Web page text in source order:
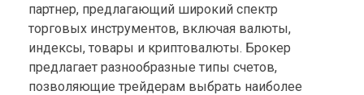
партнер, предлагающий широкий спектр
торговых инструментов, включая валюты,
индексы, товары и криптовалюты. Брокер
предлагает разнообразные типы счетов,
позволяющие трейдерам выбрать наиболее